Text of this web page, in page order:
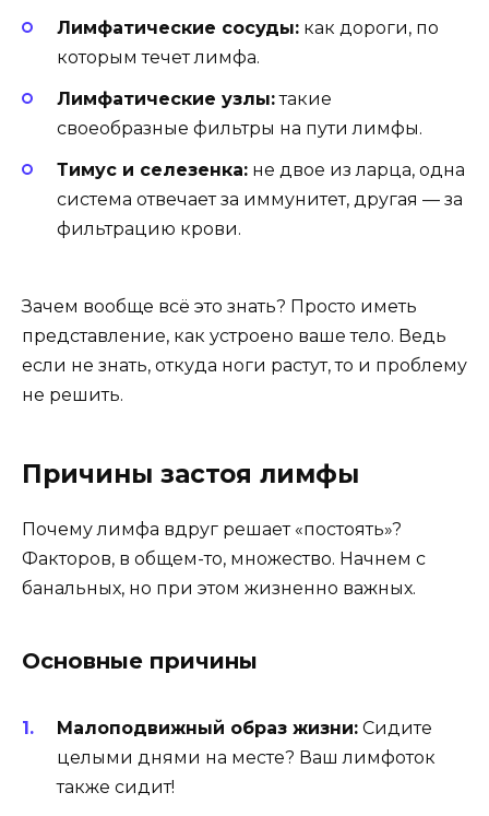
Лимфатические сосуды: как дороги, по
которым течет лимфа.
Лимфатические узлы:такие
своеобразные фильтры на пути лимфы.
Тимус и селезенка: не двое из ларца, одна
система отвечает за иммунитет, другая — за
фильтрацию крови.
Зачем вообще всё это знать? Просто иметь
представление, как устроено ваше тело. Ведь
если не знать, откуда ноги растут, то и проблему
не решить.
Причины застоя лимфы
Почему лимфа вдруг решает «постоять»?
Факторов, в общем-то, множество. Начнем с
банальных, но при этом жизненно важных.
Основные причины
Малоподвижный образ жизни: Сидите
целыми днями на месте? Ваш лимфоток
также сидит!